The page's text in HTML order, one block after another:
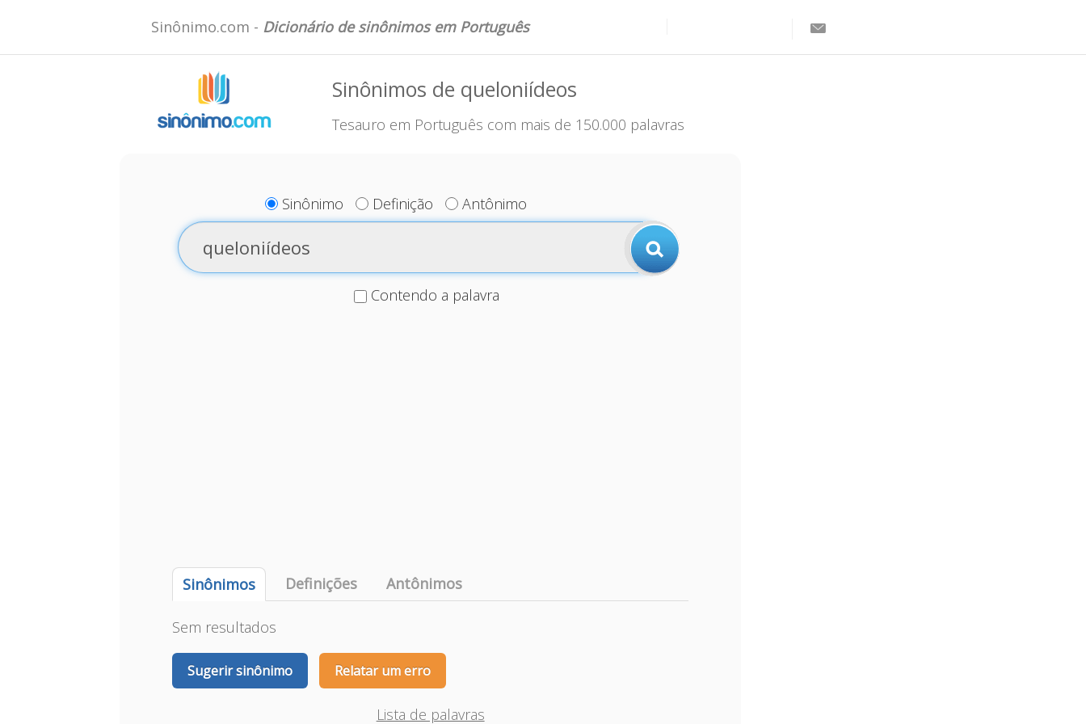
Sinônimo.com - Dicionário de sinônimos em Português
Sinônimos de queloniídeos
Tesauro em Português com mais de 150.000 palavras
Sinônimo Definição Antônimo
Contendo a palavra
Sinônimos Definições Antônimos
Sem resultados
Sugerir sinônimo Relatar um erro
Lista de palavras